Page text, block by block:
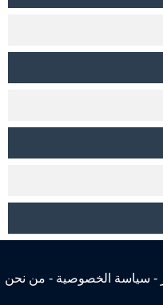
- سياسة الخصوصية - من نحن